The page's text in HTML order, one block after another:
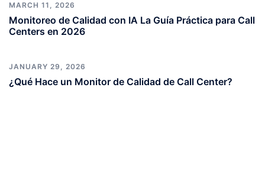
MARCH 11, 2026
Monitoreo de Calidad con IA La Guía Práctica para Call
Centers en 2026
JANUARY 29, 2026
¿Qué Hace un Monitor de Calidad de Call Center?